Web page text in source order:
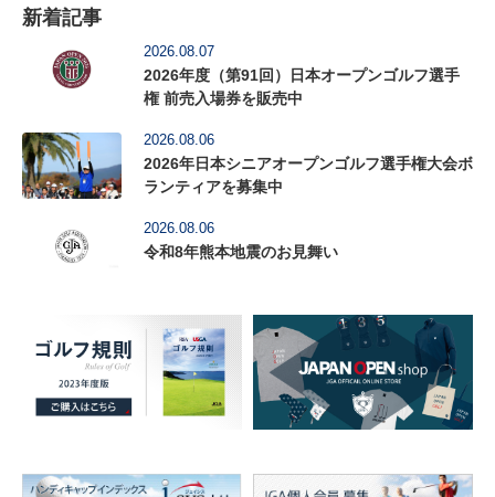
新着記事
2026.08.07
2026年度（第91回）日本オープンゴルフ選手
権 前売入場券を販売中
2026.08.06
2026年日本シニアオープンゴルフ選手権大会ボ
ランティアを募集中
2026.08.06
令和8年熊本地震のお見舞い